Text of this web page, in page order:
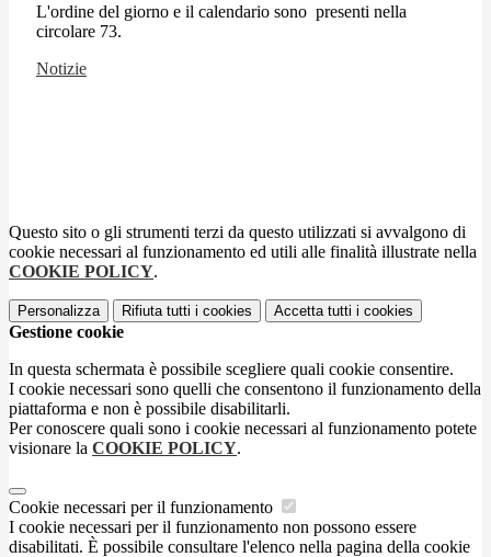
L'ordine del giorno e il calendario sono presenti nella
circolare 73.
Notizie
Questo sito o gli strumenti terzi da questo utilizzati si avvalgono di
cookie necessari al funzionamento ed utili alle finalità illustrate nella
COOKIE POLICY.
Personalizza Rifiuta tutti i cookies Accetta tutti i cookies
Gestione cookie
In questa schermata è possibile scegliere quali cookie consentire.
I cookie necessari sono quelli che consentono il funzionamento della
piattaforma e non è possibile disabilitarli.
Per conoscere quali sono i cookie necessari al funzionamento potete
visionare la COOKIE POLICY.
Cookie necessari per il funzionamento
I cookie necessari per il funzionamento non possono essere
disabilitati. È possibile consultare l'elenco nella pagina della cookie